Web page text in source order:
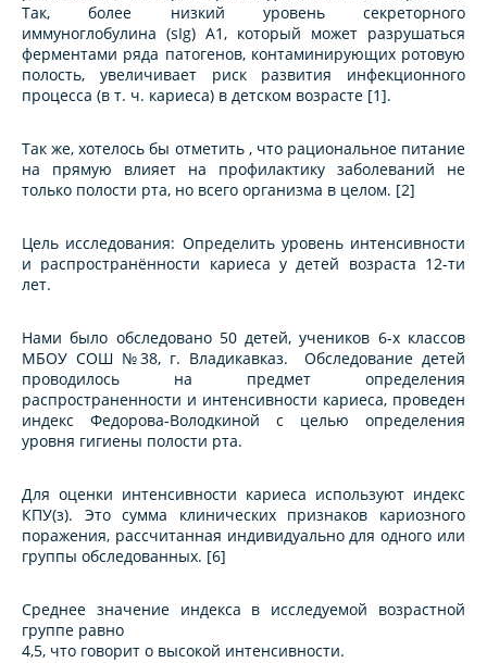
Так, более низкий уровень секреторного
иммуноглобулина (sIg) A1, который может разрушаться
ферментами ряда патогенов, контаминирующих ротовую
полость, увеличивает риск развития инфекционного
процесса (в т. ч. кариеса) в детском возрасте [1].
Так же, хотелось бы отметить , что рациональное питание
на прямую влияет на профилактику заболеваний не
только полости рта, но всего организма в целом. [2]
Цель исследования: Определить уровень интенсивности
и распространённости кариеса у детей возраста 12-ти
лет.
Нами было обследовано 50 детей, учеников 6-х классов
МБОУ СОШ №38, г. Владикавказ. Обследование детей
проводилось на предмет определения
распространенности и интенсивности кариеса, проведен
индекс Федорова-Володкиной с целью определения
уровня гигиены полости рта.
Для оценки интенсивности кариеса используют индекс
КПУ(з). Это сумма клинических признаков кариозного
поражения, рассчитанная индивидуально для одного или
группы обследованных. [6]
Среднее значение индекса в исследуемой возрастной
группе равно
4,5, что говорит о высокой интенсивности.